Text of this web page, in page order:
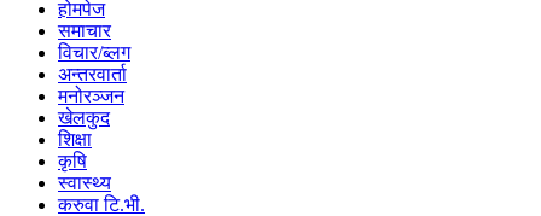
होमपेज
समाचार
विचार/ब्लग
अन्तरवार्ता
मनोरञ्जन
खेलकुद
शिक्षा
कृषि
स्वास्थ्य
करुवा टि.भी.